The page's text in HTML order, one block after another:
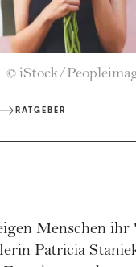
© iStock/
RATGEBER
Menschen ihr
Patricia